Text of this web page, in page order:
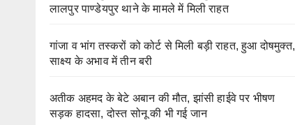
लालपुर पाण्डेयपुर थाने के मामले में मिली राहत
गांजा व भांग तस्करों को कोर्ट से मिली बड़ी राहत, हुआ दोषमुक्त,
साक्ष्य के अभाव में तीन बरी
अतीक अहमद के बेटे अबान की मौत, झांसी हाईवे पर भीषण
सड़क हादसा, दोस्त सोनू की भी गई जान